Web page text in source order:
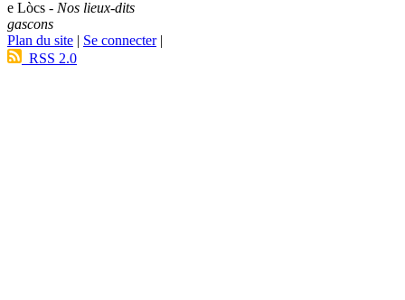
e Lòcs - Nos lieux-dits
gascons
Plan du site | Se connecter|
RSS 2.0